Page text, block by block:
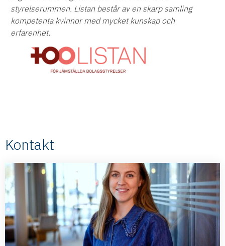
styrelserummen. Listan består av en skarp samling
kompetenta kvinnor med mycket kunskap och
erfarenhet.
Kontakt